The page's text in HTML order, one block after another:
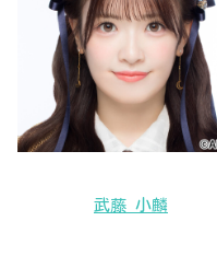
武藤 小麟